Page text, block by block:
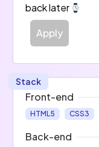
back later
Apply
Stack
Front-end
HTML5 CSS3
Back-end